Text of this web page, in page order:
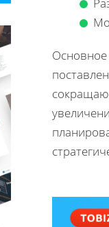
Основное